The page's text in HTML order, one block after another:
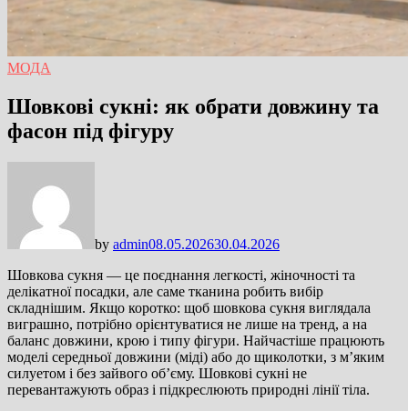
МОДА
Шовкові сукні: як обрати довжину та
фасон під фігуру
by admin08.05.202630.04.2026
Шовкова сукня — це поєднання легкості, жіночності та
делікатної посадки, але саме тканина робить вибір
складнішим. Якщо коротко: щоб шовкова сукня виглядала
виграшно, потрібно орієнтуватися не лише на тренд, а на
баланс довжини, крою і типу фігури. Найчастіше працюють
моделі середньої довжини (міді) або до щиколотки, з м’яким
силуетом і без зайвого об’єму. Шовкові сукні не
перевантажують образ і підкреслюють природні лінії тіла.